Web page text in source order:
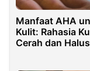
Manfaat AHA
Kulit: Rahasia
Cerah dan Halus